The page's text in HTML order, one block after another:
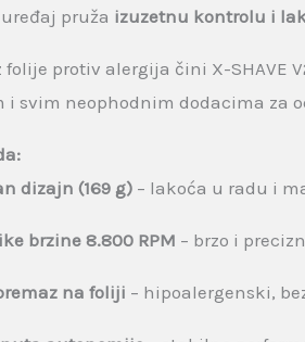
pruža izuzetnu kontrolu i
protiv alergija čini X-SHAVE
i svim neophodnim dodacima za
dizajn (169 g) – lakoća u radu i
brzine 8.800 RPM – brzo i
na foliji – hipoalergenski,